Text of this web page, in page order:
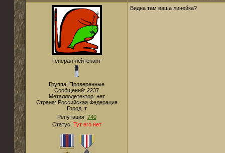
Генерал-лейтенант
Группа: Проверенные
Сообщений: 2237
Металлодетектор: нет
Страна: Российская Федерация
Город: т
Репутация: 740
Статус: Тут его нет
Видна там ваша линейка?